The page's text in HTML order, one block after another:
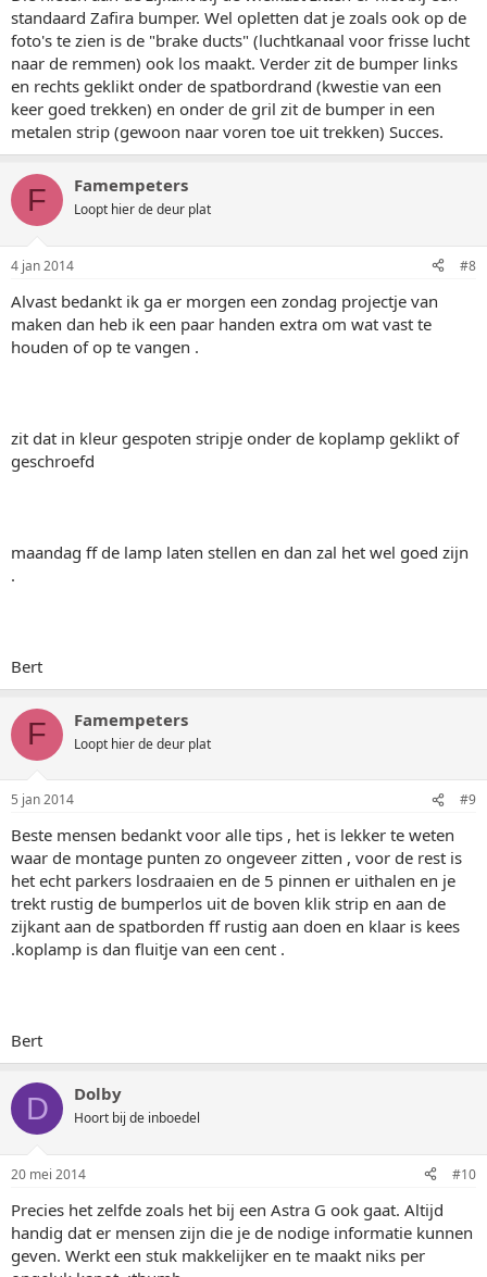
standaard Zafira bumper. Wel opletten dat je zoals ook op de
foto's te zien is de "brake ducts" (luchtkanaal voor frisse lucht
naar de remmen) ook los maakt. Verder zit de bumper links
en rechts geklikt onder de spatbordrand (kwestie van een
keer goed trekken) en onder de gril zit de bumper in een
metalen strip (gewoon naar voren toe uit trekken) Succes.
F Famempeters
Loopt hier de deur plat
4 jan 2014 #8
Alvast bedankt ik ga er morgen een zondag projectje van
maken dan heb ik een paar handen extra om wat vast te
houden of op te vangen .
zit dat in kleur gespoten stripje onder de koplamp geklikt of
geschroefd
maandag ff de lamp laten stellen en dan zal het wel goed zijn
.
Bert
F Famempeters
Loopt hier de deur plat
5 jan 2014 #9
Beste mensen bedankt voor alle tips , het is lekker te weten
waar de montage punten zo ongeveer zitten , voor de rest is
het echt parkers losdraaien en de 5 pinnen er uithalen en je
trekt rustig de bumperlos uit de boven klik strip en aan de
zijkant aan de spatborden ff rustig aan doen en klaar is kees
.koplamp is dan fluitje van een cent .
Bert
D Dolby
Hoort bij de inboedel
20 mei 2014 #10
Precies het zelfde zoals het bij een Astra G ook gaat. Altijd
handig dat er mensen zijn die je de nodige informatie kunnen
geven. Werkt een stuk makkelijker en te maakt niks per